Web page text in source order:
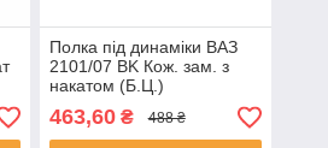
Полка під динаміки ВАЗ
2101/07 BK Кож. зам. з
накатом (Б.Ц.)
463,60₴ 488 ₴